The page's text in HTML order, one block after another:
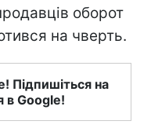
оборот
на чверть.
Підпишіться на
в Google!